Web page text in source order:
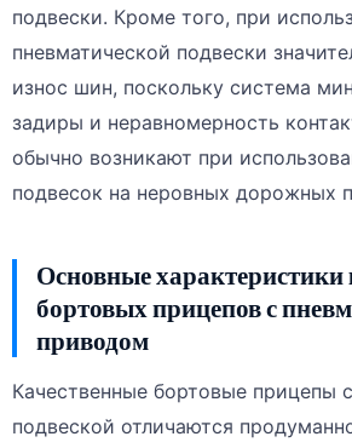
подвески. Кроме того, при
пневматической подвески
износ шин, поскольку система
задиры и неравномерность
обычно возникают при
подвесок на неровных дорожных
Основные характеристики
бортовых прицепов с
приводом
Качественные бортовые прицепы
подвеской отличаются